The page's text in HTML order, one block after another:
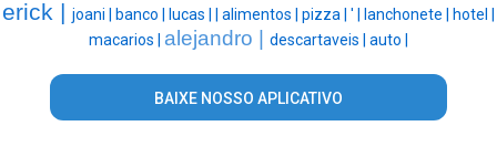
erick | joani | banco | lucas | alimentos | pizza | ' | lanchonete |
hotel |
macarios | alejandro | descartaveis | auto |
BAIXE NOSSO APLICATIVO